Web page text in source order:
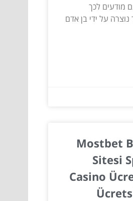
מודעים לכך
על ידי בן אדם
Mostbet
Sitesi
Casino